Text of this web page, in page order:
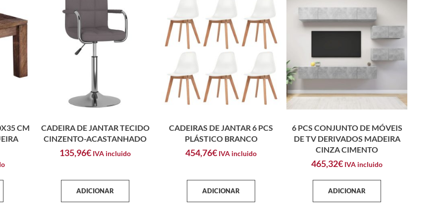
CM
CADEIRA DE JANTAR TECIDO
CINZENTO-ACASTANHADO
135,96€ IVA incluido
ADICIONAR
CADEIRAS DE JANTAR 6 PCS
PLÁSTICO BRANCO
454,76€ IVA incluido
ADICIONAR
6 PCS CONJUNTO DE MÓVEIS
DE TV DERIVADOS MADEIRA
CINZA CIMENTO
465,32€ IVA incluido
ADICIONAR